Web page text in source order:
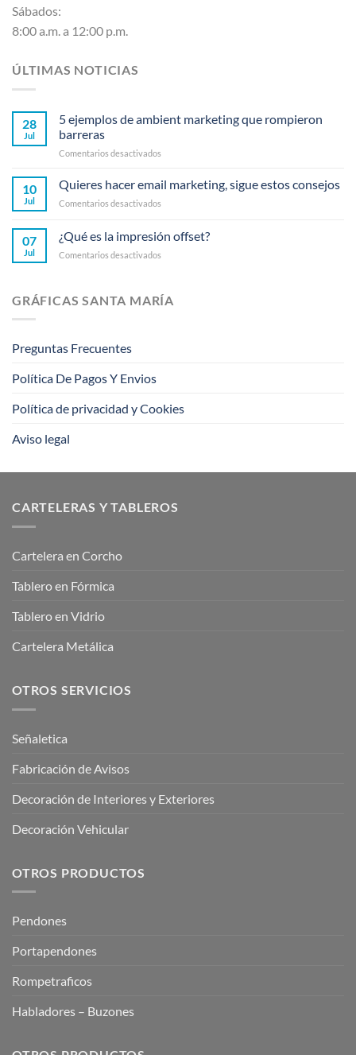
Sábados:
8:00 a.m. a 12:00 p.m.
ÚLTIMAS NOTICIAS
28
Jul
5 ejemplos de ambient marketing que rompieron
barreras
Comentarios desactivados
ejemplos
de
ambient
que
barreras
10
Jul
Quieres hacer email marketing, sigue estos consejos
Comentarios desactivados
email
marketing,
consejos
07
Jul
¿Qué es la impresión offset?
Comentarios desactivados
la
impresión
GRÁFICAS SANTA MARÍA
Preguntas Frecuentes
Política De Pagos Y Envios
Política de privacidad y Cookies
Aviso legal
CARTELERAS Y TABLEROS
Cartelera en Corcho
Tablero en Fórmica
Tablero en Vidrio
Cartelera Metálica
OTROS SERVICIOS
Señaletica
Fabricación de Avisos
Decoración de Interiores y Exteriores
Decoración Vehicular
OTROS PRODUCTOS
Pendones
Portapendones
Rompetraficos
Habladores – Buzones